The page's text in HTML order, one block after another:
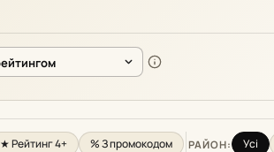
★ Рейтинг 4+ % З промокодом РАЙОН: Усі